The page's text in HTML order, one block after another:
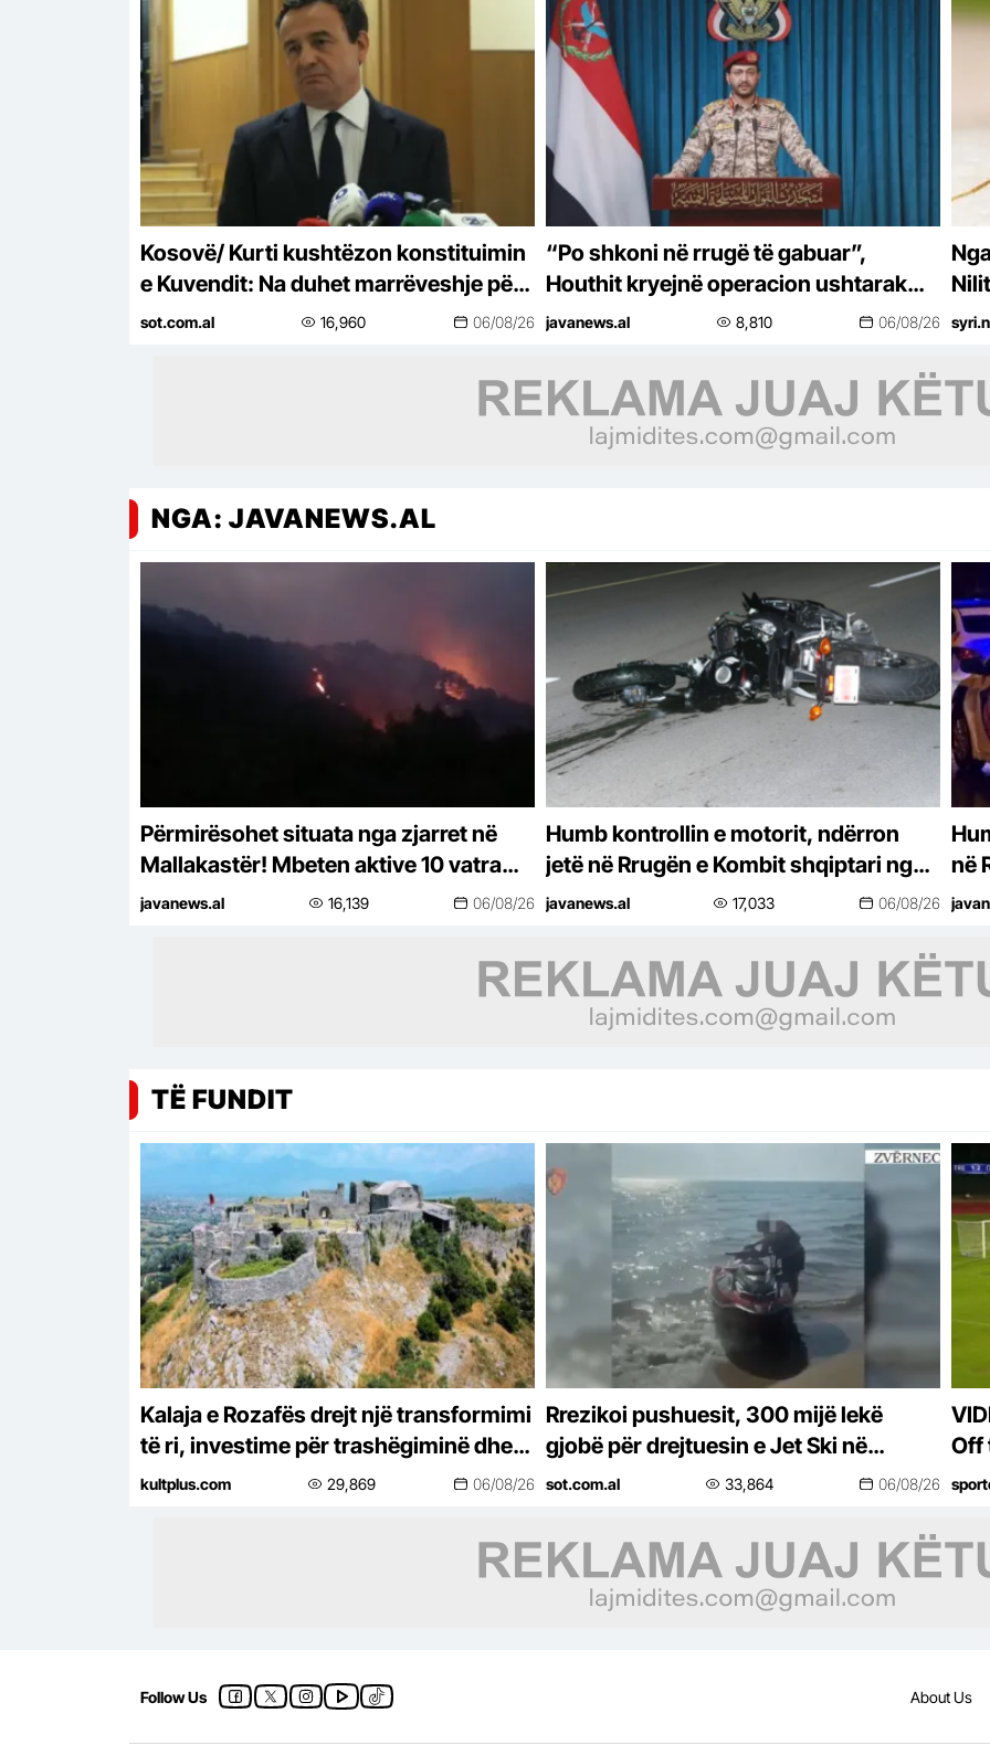
Kosovë/ Kurti kushtëzon konstituimin
e Kuvendit: Na duhet marrëveshje për
presidentin, vetëm kështu
sot.com.al 16,960 06/08/26
“Po shkoni në rrugë të gabuar”,
Houthit kryejnë operacion ushtarak
me qindra të vrarë
javanews.al 8,810 06/08/26
të
NGA: JAVANEWS.AL
Përmirësohet situata nga zjarret në
Mallakastër! Mbeten aktive 10 vatra
nga veriu në jug
javanews.al 16,139 06/08/26
Humb kontrollin e motorit, ndërron
jetë në Rrugën e Kombit shqiptari nga
Kosova
javanews.al 17,033 06/08/26
në
TË FUNDIT
Kalaja e Rozafës drejt një transformimi
të ri, investime për trashëgiminë dhe
turizmin
kultplus.com 29,869 06/08/26
Rrezikoi pushuesit, 300 mijë lekë
gjobë për drejtuesin e Jet Ski në
Zvërnec
sot.com.al 33,864 06/08/26
Off
një
Follow Us About Us